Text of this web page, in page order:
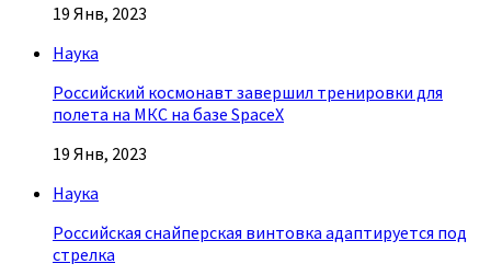
19 Янв, 2023
Наука
Российский космонавт завершил тренировки для
полета на МКС на базе SpaceX
19 Янв, 2023
Наука
Российская снайперская винтовка адаптируется под
стрелка